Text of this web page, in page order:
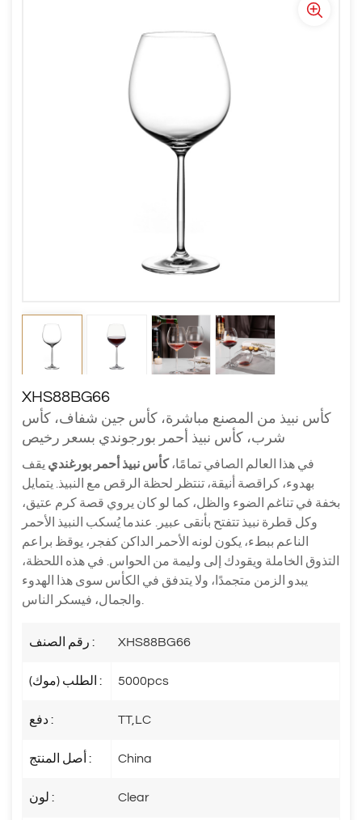
XHS88BG66
كأس نبيذ من المصنع مباشرة، كأس جين شفاف، كأس
شرب، كأس نبيذ أحمر بورجوندي بسعر رخيص
في هذا العالم الصافي تمامًا، كأس نبيذ أحمر بورغندي يقف
بهدوء، كراقصة أنيقة، تنتظر لحظة الرقص مع النبيذ. يتمايل
بخفة في تناغم الضوء والظل، كما لو كان يروي قصة كرم عتيق،
وكل قطرة نبيذ تتفتح بأنقى عبير. عندما يُسكب النبيذ الأحمر
الناعم ببطء، يكون لونه الأحمر الداكن كفجر، يوقظ براعم
التذوق الخاملة ويقودك إلى وليمة من الحواس. في هذه اللحظة،
يبدو الزمن متجمدًا، ولا يتدفق في الكأس سوى هذا الهدوء
رقم الصنف : XHS88BG66
الطلب (موك) : 5000pcs
دفع : TT,LC
أصل المنتج : China
لون : Clear